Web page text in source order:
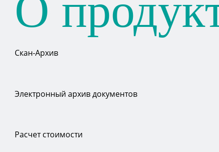
Скан-Архив
Электронный архив документов
Расчет стоимости